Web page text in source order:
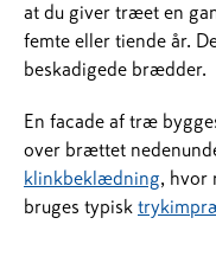
at du giver træet en
femte eller tiende år.
beskadigede brædder.
En facade af træ
over brættet
klinkbeklædning ,
bruges typisk